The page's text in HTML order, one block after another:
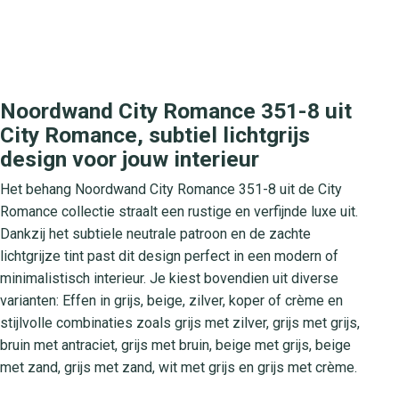
Noordwand City Romance 351-8 uit
City Romance, subtiel lichtgrijs
design voor jouw interieur
Het behang Noordwand City Romance 351-8 uit de City
Romance collectie straalt een rustige en verfijnde luxe uit.
Dankzij het subtiele neutrale patroon en de zachte
lichtgrijze tint past dit design perfect in een modern of
minimalistisch interieur. Je kiest bovendien uit diverse
varianten: Effen in grijs, beige, zilver, koper of crème en
stijlvolle combinaties zoals grijs met zilver, grijs met grijs,
bruin met antraciet, grijs met bruin, beige met grijs, beige
met zand, grijs met zand, wit met grijs en grijs met crème.